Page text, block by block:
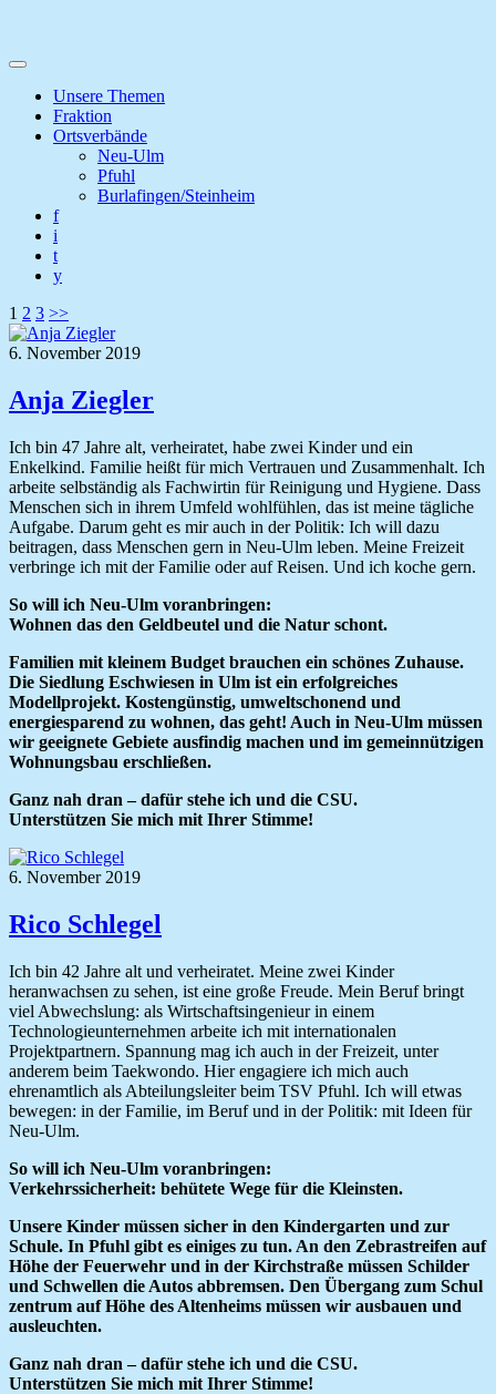
Unsere Themen
Fraktion
Ortsverbände
Neu-Ulm
Pfuhl
Burlafingen/Steinheim
f
i
t
y
Seitennummerierung
der
1 2 3 >>
6. November 2019
Anja Ziegler
Ich bin 47 Jahre alt, verheiratet, habe zwei Kinder und ein
Enkelkind. Familie heißt für mich Vertrauen und Zusammenhalt. Ich
arbeite selbständig als Fachwirtin für Reinigung und Hygiene. Dass
Menschen sich in ihrem Umfeld wohlfühlen, das ist meine tägliche
Aufgabe. Darum geht es mir auch in der Politik: Ich will dazu
beitragen, dass Menschen gern in Neu-Ulm leben. Meine Freizeit
verbringe ich mit der Familie oder auf Reisen. Und ich koche gern.
So will ich Neu-Ulm voranbringen:
Wohnen das den Geldbeutel und die Natur schont.
Familien mit kleinem Budget brauchen ein schönes Zuhause.
Die Siedlung Eschwiesen in Ulm ist ein erfolgreiches
Modellprojekt. Kostengünstig, umweltschonend und
energiesparend zu wohnen, das geht! Auch in Neu-Ulm müssen
wir geeignete Gebiete ausfindig machen und im gemeinnützigen
Wohnungsbau erschließen.
Ganz nah dran – dafür stehe ich und die CSU.
Unterstützen Sie mich mit Ihrer Stimme!
6. November 2019
Rico Schlegel
Ich bin 42 Jahre alt und verheiratet. Meine zwei Kinder
heranwachsen zu sehen, ist eine große Freude. Mein Beruf bringt
viel Abwechslung: als Wirtschaftsingenieur in einem
Technologieunternehmen arbeite ich mit internationalen
Projektpartnern. Spannung mag ich auch in der Freizeit, unter
anderem beim Taekwondo. Hier engagiere ich mich auch
ehrenamtlich als Abteilungsleiter beim TSV Pfuhl. Ich will etwas
bewegen: in der Familie, im Beruf und in der Politik: mit Ideen für
Neu-Ulm.
So will ich Neu-Ulm voranbringen:
Verkehrssicherheit: behütete Wege für die Kleinsten.
Unsere Kinder müssen sicher in den Kindergarten und zur
Schule. In Pfuhl gibt es einiges zu tun. An den Zebrastreifen auf
Höhe der Feuerwehr und in der Kirchstraße müssen Schilder
und Schwellen die Autos abbremsen. Den Übergang zum Schul
zentrum auf Höhe des Altenheims müssen wir ausbauen und
ausleuchten.
Ganz nah dran – dafür stehe ich und die CSU.
Unterstützen Sie mich mit Ihrer Stimme!